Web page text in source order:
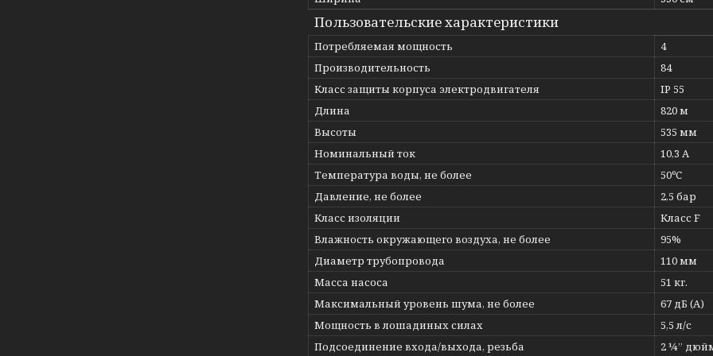
Пользовательские характеристики
Потребляемая мощность
4
Производительность
84
Класс защиты корпуса электродвигателя
IP 55
Длина
820 м
Высоты
535 мм
Номинальный ток
10,3 А
Температура воды, не более
50ºС
Давление, не более
2,5 бар
Класс изоляции
Класс F
Влажность окружающего воздуха, не более
95%
Диаметр трубопровода
110 мм
Масса насоса
51 кг.
Максимальный уровень шума, не более
67 дБ (А)
Мощность в лошадиных силах
5,5 л/с
Подсоединение входа/выхода, резьба
2 ¼”